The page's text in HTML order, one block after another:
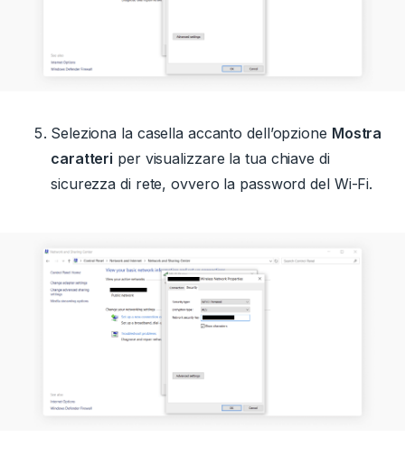
Seleziona la casella accanto dell’opzione Mostra
caratteri per visualizzare la tua chiave di
sicurezza di rete, ovvero la password del Wi-Fi.